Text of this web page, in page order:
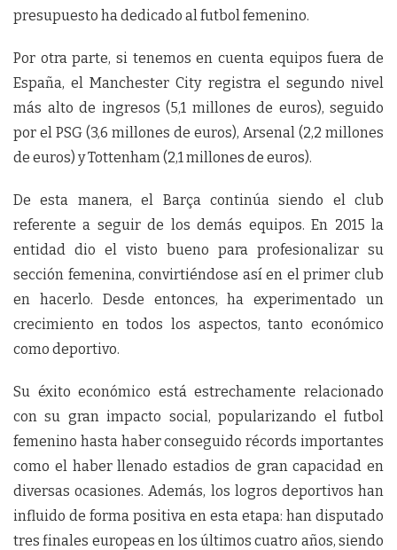
presupuesto ha dedicado al futbol femenino.
Por otra parte, si tenemos en cuenta equipos fuera de
España, el Manchester City registra el segundo nivel
más alto de ingresos (5,1 millones de euros), seguido
por el PSG (3,6 millones de euros), Arsenal (2,2 millones
de euros) y Tottenham (2,1 millones de euros).
De esta manera, el Barça continúa siendo el club
referente a seguir de los demás equipos. En 2015 la
entidad dio el visto bueno para profesionalizar su
sección femenina, convirtiéndose así en el primer club
en hacerlo. Desde entonces, ha experimentado un
crecimiento en todos los aspectos, tanto económico
como deportivo.
Su éxito económico está estrechamente relacionado
con su gran impacto social, popularizando el futbol
femenino hasta haber conseguido récords importantes
como el haber llenado estadios de gran capacidad en
diversas ocasiones. Además, los logros deportivos han
influido de forma positiva en esta etapa: han disputado
tres finales europeas en los últimos cuatro años, siendo